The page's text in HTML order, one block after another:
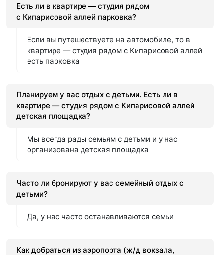
Есть ли в квартире — студия рядом
с Кипарисовой аллей парковка?
Если вы путешествуете на автомобиле, то в
квартире — студия рядом с Кипарисовой аллей
есть парковка
Планируем у вас отдых с детьми. Есть ли в
квартире — студия рядом с Кипарисовой аллей
детская площадка?
Мы всегда рады семьям с детьми и у нас
организована детская площадка
Часто ли бронируют у вас семейный отдых с
детьми?
Да, у нас часто останавливаются семьи
Как добраться из аэропорта (ж/д вокзала,